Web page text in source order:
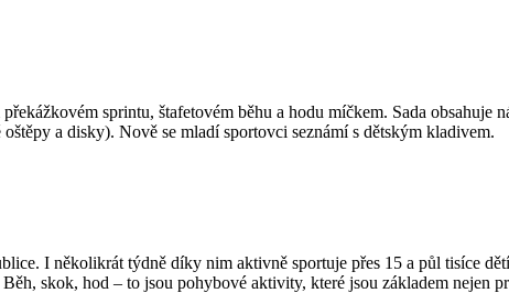
sprintu, štafetovém běhu a hodu míčkem. Sada obsahuje
a disky). Nově se mladí sportovci seznámí s dětským kladivem.
I několikrát týdně díky nim aktivně sportuje přes 15 a půl tisíce
skok, hod – to jsou pohybové aktivity, které jsou základem nejen